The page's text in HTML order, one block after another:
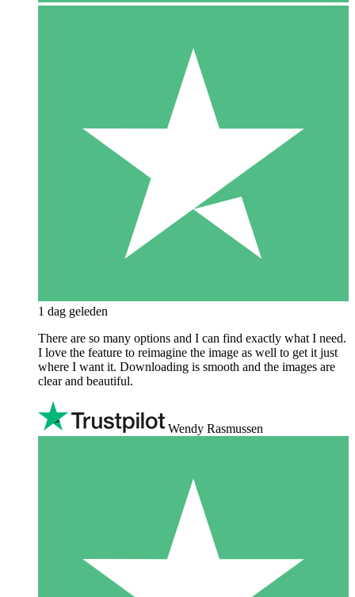
1 dag geleden
There are so many options and I can find exactly what I need.
I love the feature to reimagine the image as well to get it just
where I want it. Downloading is smooth and the images are
clear and beautiful.
Wendy Rasmussen